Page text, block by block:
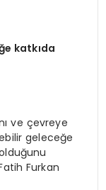
katkıda
ve çevreye
geleceğe
Furkan